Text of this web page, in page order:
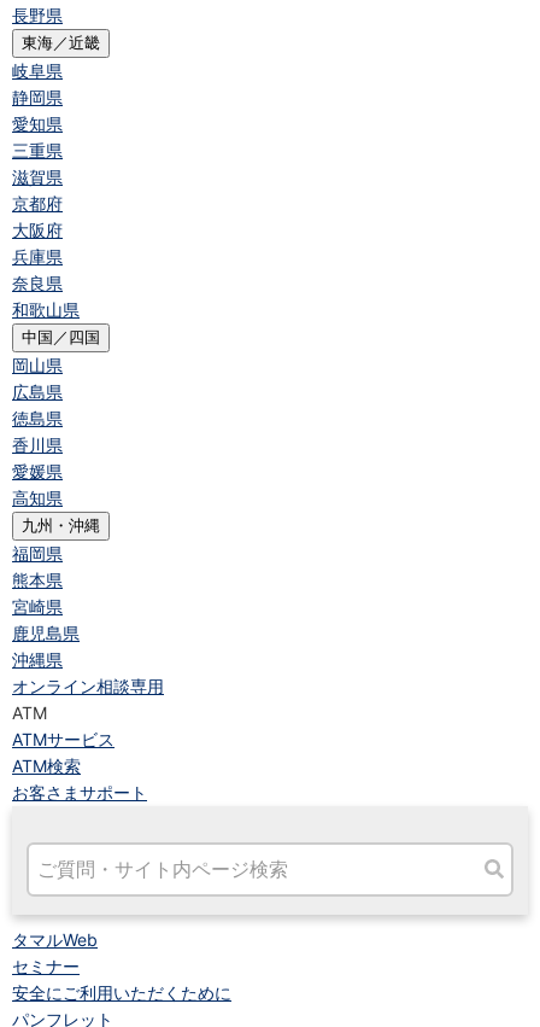
長野県
東海／近畿
岐阜県
静岡県
愛知県
三重県
滋賀県
京都府
大阪府
兵庫県
奈良県
和歌山県
中国／四国
岡山県
広島県
徳島県
香川県
愛媛県
高知県
九州・沖縄
福岡県
熊本県
宮崎県
鹿児島県
沖縄県
オンライン相談専用
ATM
ATMサービス
ATM検索
お客さまサポート
タマルWeb
セミナー
安全にご利用いただくために
パンフレット